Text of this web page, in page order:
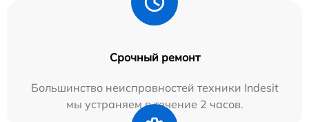
Срочный ремонт
Большинство неисправностей техники Indesit
мы устраняем в течение 2 часов.